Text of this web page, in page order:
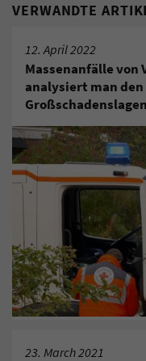
VERWANDTE
12. April 2022
Massenanfälle
analysiert man
23. March 2021